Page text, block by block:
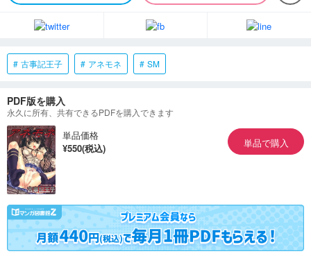
古事記王子 アネモネ SM
PDF版を購入
永久に所有、共有できるPDFを購入できます
単品価格
¥550(税込)
単品で購入